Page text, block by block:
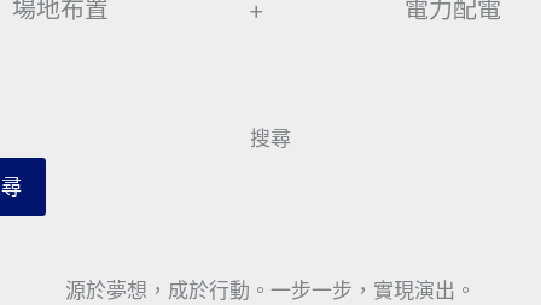
場地布置 + 電力配電
搜尋
源於夢想，成於行動。一步一步，實現演出。